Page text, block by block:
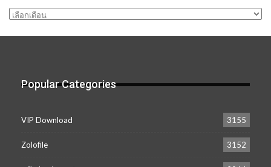
คลัง
Popular Categories
VIP Download 3155
Zolofile 3152